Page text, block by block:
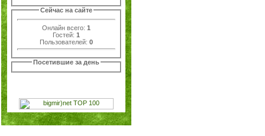
Сейчас на сайте
Онлайн всего: 1
Гостей: 1
Пользователей: 0
Посетившие за день